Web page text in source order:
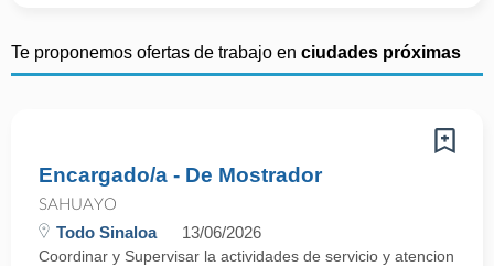
Te proponemos ofertas de trabajo en ciudades próximas
Encargado/a - De Mostrador
SAHUAYO
Todo Sinaloa 13/06/2026
Coordinar y Supervisar la actividades de servicio y atencion